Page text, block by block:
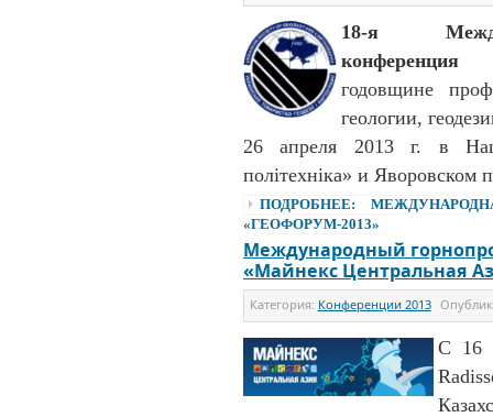
18-я
конференция
годовщине
геологии,
26 апреля 2013 г. в
політехніка» и Яворовском
ПОДРОБНЕЕ:
«ГЕОФОРУМ-2013»
Международный
«Майнекс Центральная
Категория: Конференции 2013
С 16